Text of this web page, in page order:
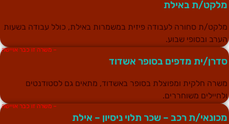
ת באילת
ת סחורה לעבודה פיזית במשמרות באילת, כולל עבודה בשעות
ובסופי שבוע.
– משרה זו כבר אויישה
ית מדפים בסופר אשדוד
חלקית ומפוצלת בסופר באשדוד, מתאים גם לסטודנטים
משוחררים.
– משרה זו כבר אויישה
ת רכב – שכר תלוי ניסיון – אילת